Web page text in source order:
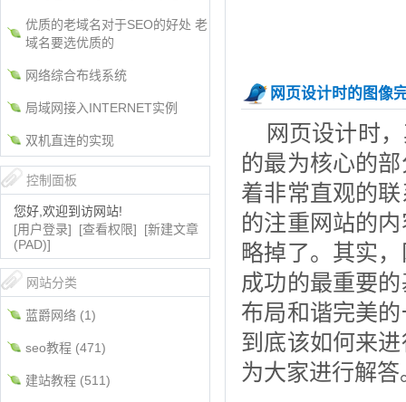
网页设计时的图像
网页设计时
的最为核心的
着非常直观的
的注重网站的
略掉了。其实
成功的最重要
布局和谐完美
到底该如何来
为大家进行解答
优质的老域名对于SEO的好处 老
域名要选优质的
网络综合布线系统
局域网接入INTERNET实例
双机直连的实现
控制面板
您好,欢迎到访网站!
[用户登录]
[查看权限]
[新建文章
(PAD)]
网站分类
蓝爵网络(1)
seo教程 (471)
建站教程 (511)